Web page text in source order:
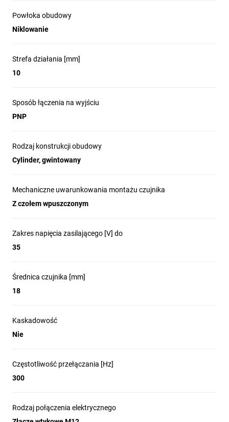
Typ napięcia: 10-35 V DC
Powłoka obudowy
Niklowanie
Strefa działania [mm]
10
Sposób łączenia na wyjściu
PNP
Rodzaj konstrukcji obudowy
Cylinder, gwintowany
Mechaniczne uwarunkowania montażu czujnika
Z czołem wpuszczonym
Zakres napięcia zasilającego [V] do
35
Średnica czujnika [mm]
18
Kaskadowość
Nie
Częstotliwość przełączania [Hz]
300
Rodzaj połączenia elektrycznego